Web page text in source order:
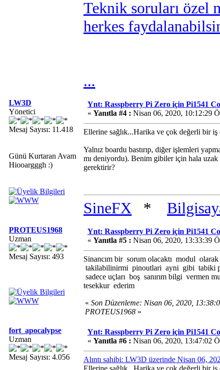
Teknik soruları özel
herkes
...
LW3D
Yönetici
Mesaj Sayısı: 11.418
Günü Kurtaran Avam
Hiooargggh :)
Ynt: Rasspberry Pi Zero için Pi1541
« Yanıtla #4 : Nisan 06, 2020, 10:12:29
Ellerine sağlık...Harika ve çok değerli bir iş
Yalnız boardu bastırıp, diğer işlemleri
mı deniyordu). Benim gibiler için hala
gerektirir?
SineFX *
PROTEUS1968
Uzman
Mesaj Sayısı: 493
Ynt: Rasspberry Pi Zero için Pi1541
« Yanıtla #5 : Nisan 06, 2020, 13:33:39
Sinancım bir sorum olacaktı modul
takilabilinirmi pinoutlari ayni gibi tabiki
sadece uçları boş sanırım bilgi vermen
tesekkur ederim
« Son Düzenleme: Nisan 06, 2020,
PROTEUS1968 »
fort_apocalypse
Uzman
Mesaj Sayısı: 4.056
Ynt: Rasspberry Pi Zero için Pi1541
« Yanıtla #6 : Nisan 06, 2020, 13:47:02
Alıntı sahibi: LW3D üzerinde Nisan 06,
Ellerine sağlık...Harika ve çok değerli bir iş